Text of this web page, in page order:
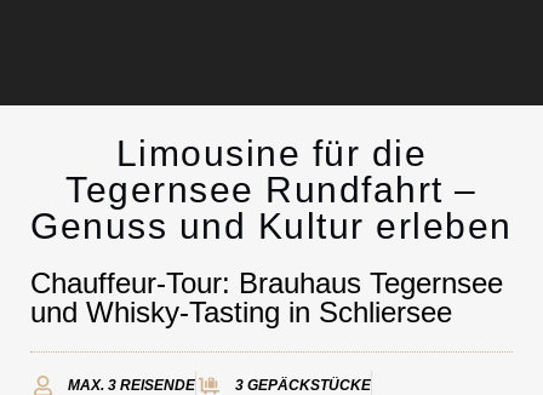
Limousinenservice
Kontakt
Limousine für die
Tegernsee Rundfahrt –
Genuss und Kultur erleben
Chauffeur-Tour: Brauhaus Tegernsee
und Whisky-Tasting in Schliersee
MAX. 3 REISENDE
3 GEPÄCKSTÜCKE